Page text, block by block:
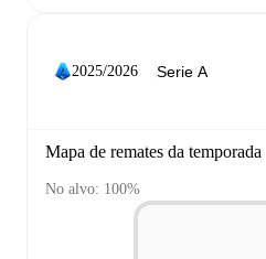
2025/2026
Mapa de remates da temporada
No alvo: 100%